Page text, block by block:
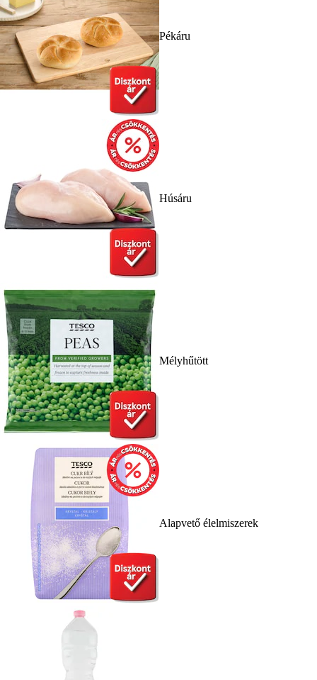
Pékáru
Húsáru
Mélyhűtött
Alapvető élelmiszerek